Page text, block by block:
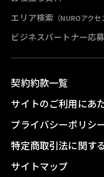
エリア検索 （NUROアク
ビジネスパートナー応
契約約款一覧
サイトのご利用にあ
プライバシーポリシ
特定商取引法に関す
サイトマップ